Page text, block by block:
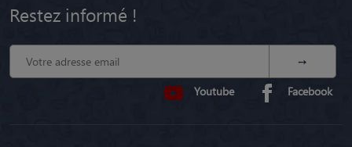
Restez informé !
Youtube Facebook